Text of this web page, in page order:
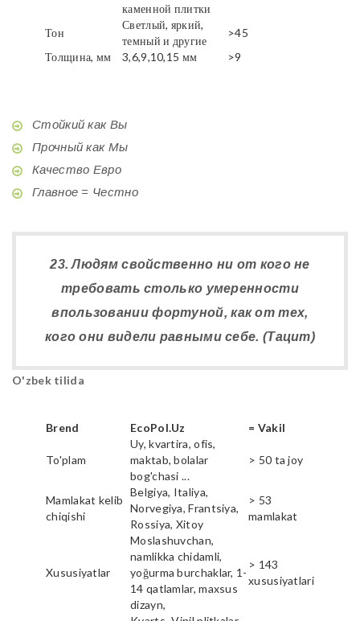
каменной плитки
Тон
Светлый, яркий,
темный и другие
>45
Толщина, мм
3,6,9,10,15 мм >9
Стойкий как Вы
Прочный как Мы
Качество Евро
Главное = Честно
23. Людям свойственно ни от кого не
требовать столько умеренности
впользовании фортуной, как от тех,
кого они видели равными себе. (Тацит)
O'zbek tilida
Brend EcoPol.Uz = Vakil
To'plam
Uy, kvartira, ofis,
maktab, bolalar
bog'chasi ...
> 50 ta joy
Mamlakat kelib
chiqishi
Belgiya, Italiya,
Norvegiya, Frantsiya,
Rossiya, Xitoy
> 53
mamlakat
Xususiyatlar
Moslashuvchan,
namlikka chidamli,
yoğurma burchaklar, 1-
14 qatlamlar, maxsus
dizayn,
> 143
xususiyatlari